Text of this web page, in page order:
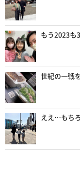
もう2023も
世紀の一戦
ええ…もち